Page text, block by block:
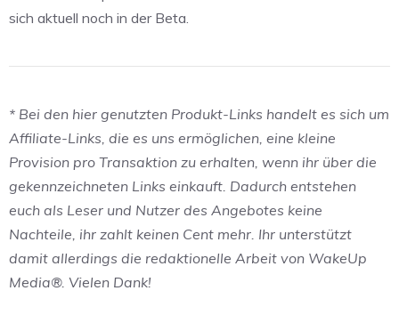
sich aktuell noch in der Beta.
* Bei den hier genutzten Produkt-Links handelt es sich um
Affiliate-Links, die es uns ermöglichen, eine kleine
Provision pro Transaktion zu erhalten, wenn ihr über die
gekennzeichneten Links einkauft. Dadurch entstehen
euch als Leser und Nutzer des Angebotes keine
Nachteile, ihr zahlt keinen Cent mehr. Ihr unterstützt
damit allerdings die redaktionelle Arbeit von WakeUp
Media®. Vielen Dank!